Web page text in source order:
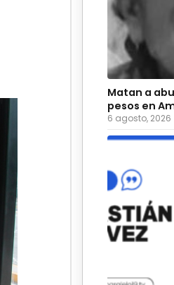
Matan a
pesos en
6 agosto, 2026